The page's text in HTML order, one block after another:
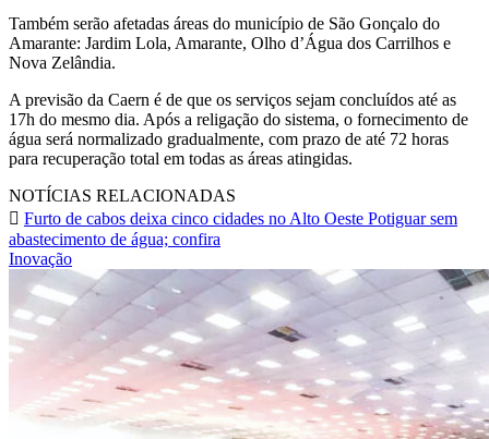
Também serão afetadas áreas do município de São Gonçalo do
Amarante: Jardim Lola, Amarante, Olho d’Água dos Carrilhos e
Nova Zelândia.
A previsão da Caern é de que os serviços sejam concluídos até as
17h do mesmo dia. Após a religação do sistema, o fornecimento de
água será normalizado gradualmente, com prazo de até 72 horas
para recuperação total em todas as áreas atingidas.
NOTÍCIAS RELACIONADAS
Furto de cabos deixa cinco cidades no Alto Oeste Potiguar sem
abastecimento de água; confira
Inovação